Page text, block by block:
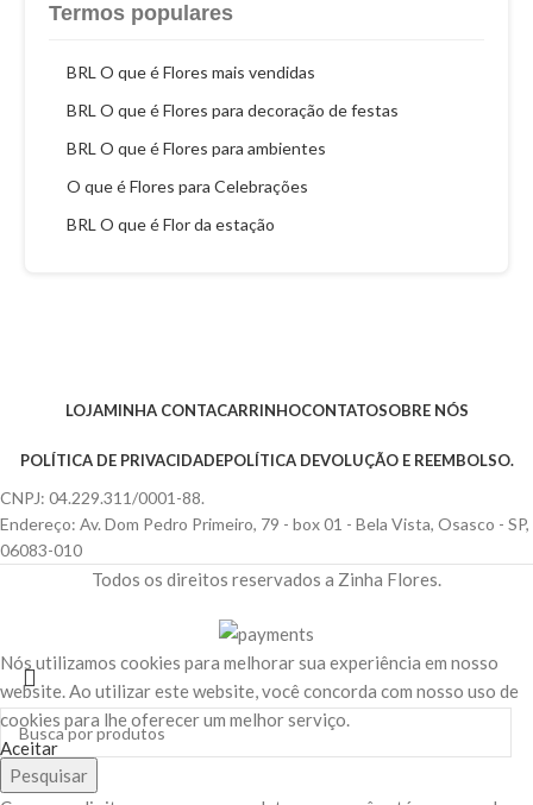
Termos populares
BRL O que é Flores mais vendidas
BRL O que é Flores para decoração de festas
BRL O que é Flores para ambientes
O que é Flores para Celebrações
BRL O que é Flor da estação
LOJAMINHA CONTACARRINHOCONTATOSOBRE NÓS
POLÍTICA DE PRIVACIDADEPOLÍTICA DEVOLUÇÃO E REEMBOLSO.
CNPJ: 04.229.311/0001-88.
Endereço: Av. Dom Pedro Primeiro, 79 - box 01 - Bela Vista, Osasco - SP,
06083-010
Todos os direitos reservados a Zinha Flores.
Pesquisar
Nós utilizamos cookies para melhorar sua experiência em nosso
website. Ao utilizar este website, você concorda com nosso uso de
cookies para lhe oferecer um melhor serviço.
Aceitar